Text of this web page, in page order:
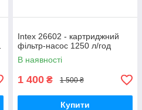
Intex 26602 - картриджний
фільтр-насос 1250 л/год
В наявності
1 400 ₴ 1 500 ₴
Купити